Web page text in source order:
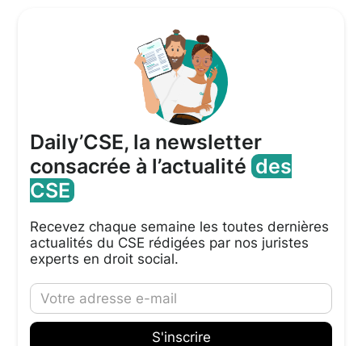
Daily’CSE, la newsletter
consacrée à l’actualitédes
CSE
Recevez chaque semaine les toutes dernières
actualités du CSE rédigées par nos juristes
experts en droit social.